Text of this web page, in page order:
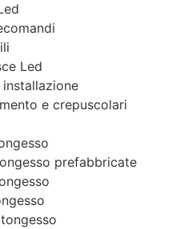
Led
e crepuscolari
prefabbricate